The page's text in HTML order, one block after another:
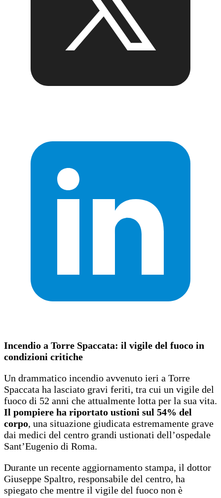
Incendio a Torre Spaccata: il vigile del fuoco in
condizioni critiche
Un drammatico incendio avvenuto ieri a Torre
Spaccata ha lasciato gravi feriti, tra cui un vigile del
fuoco di 52 anni che attualmente lotta per la sua vita.
Il pompiere ha riportato ustioni sul 54% del
corpo, una situazione giudicata estremamente grave
dai medici del centro grandi ustionati dell’ospedale
Sant’Eugenio di Roma.
Durante un recente aggiornamento stampa, il dottor
Giuseppe Spaltro, responsabile del centro, ha
spiegato che mentre il vigile del fuoco non è